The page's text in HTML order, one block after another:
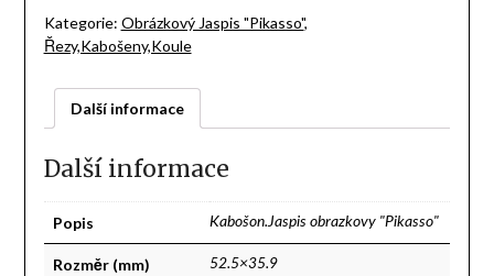
Kategorie: Obrázkový Jaspis "Pikasso",
Řezy,Kabošeny,Koule
Další informace
Další informace
Popis Kabošon.Jaspis obrazkovy "Pikasso"
Rozměr (mm) 52.5×35.9